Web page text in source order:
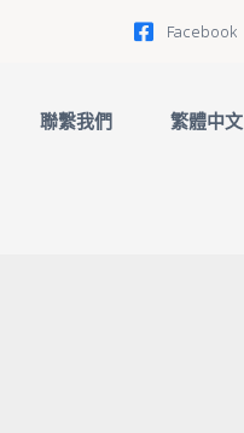
Facebook
聯繫我們 繁體中文